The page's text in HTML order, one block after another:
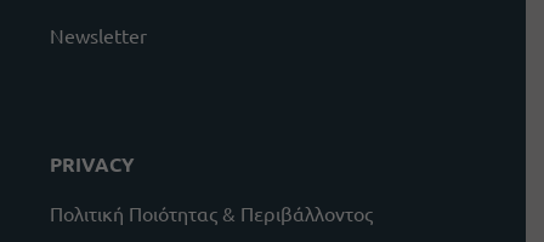
Newsletter
PRIVACY
Πολιτική Ποιότητας & Περιβάλλοντος